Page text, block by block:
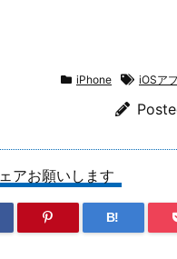
iPhone iOSア
アお願いします
B!